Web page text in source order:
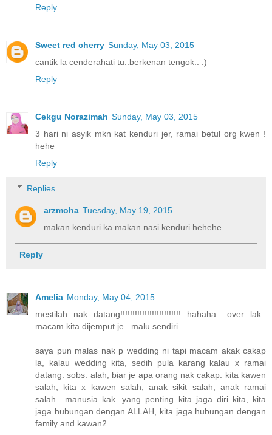
Reply
Sweet red cherry Sunday, May 03, 2015
cantik la cenderahati tu..berkenan tengok.. :)
Reply
Cekgu Norazimah Sunday, May 03, 2015
3 hari ni asyik mkn kat kenduri jer, ramai betul org kwen !
hehe
Reply
Replies
arzmoha Tuesday, May 19, 2015
makan kenduri ka makan nasi kenduri hehehe
Reply
Amelia Monday, May 04, 2015
mestilah nak datang!!!!!!!!!!!!!!!!!!!!!!!!! hahaha.. over lak..
macam kita dijemput je.. malu sendiri.
saya pun malas nak p wedding ni tapi macam akak cakap
la, kalau wedding kita, sedih pula karang kalau x ramai
datang. sobs. alah, biar je apa orang nak cakap. kita kawen
salah, kita x kawen salah, anak sikit salah, anak ramai
salah.. manusia kak. yang penting kita jaga diri kita, kita
jaga hubungan dengan ALLAH, kita jaga hubungan dengan
family and kawan2..